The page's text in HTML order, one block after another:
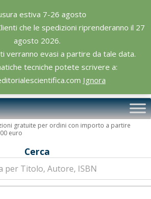
estiva 7-26 agosto
che le spedizioni riprenderanno il 27
agosto 2026.
verranno evasi a partire da tale data.
tecniche potete scrivere a:
Ignora
gratuite per ordini con importo a partire
euro
Cerca